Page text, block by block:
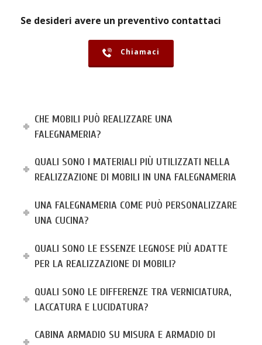
Se desideri avere un preventivo contattaci
Chiamaci
CHE MOBILI PUÒ REALIZZARE UNA
FALEGNAMERIA?
QUALI SONO I MATERIALI PIÙ UTILIZZATI NELLA
REALIZZAZIONE DI MOBILI IN UNA FALEGNAMERIA
UNA FALEGNAMERIA COME PUÒ PERSONALIZZARE
UNA CUCINA?
QUALI SONO LE ESSENZE LEGNOSE PIÙ ADATTE
PER LA REALIZZAZIONE DI MOBILI?
QUALI SONO LE DIFFERENZE TRA VERNICIATURA,
LACCATURA E LUCIDATURA?
CABINA ARMADIO SU MISURA E ARMADIO DI